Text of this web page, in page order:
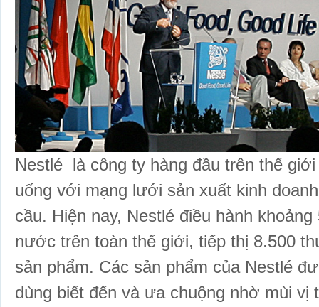
Nestlé là công ty hàng đầu trên thế
uống với mạng lưới sản xuất kinh
cầu. Hiện nay, Nestlé điều hành
nước trên toàn thế giới, tiếp thị 8.500
sản phẩm. Các sản phẩm của Nestlé
dùng biết đến và ưa chuộng nhờ mùi vị